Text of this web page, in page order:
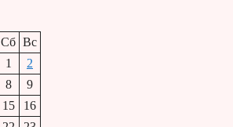
Сб Вс
1
2
8
9
15
16